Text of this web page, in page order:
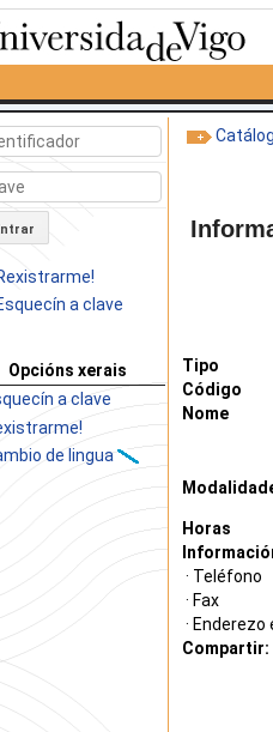
a clave
Opcións xerais
a clave
de lingua
Tipo
Código
Nome
Horas
· Teléfono
· Fax
·
Compartir: